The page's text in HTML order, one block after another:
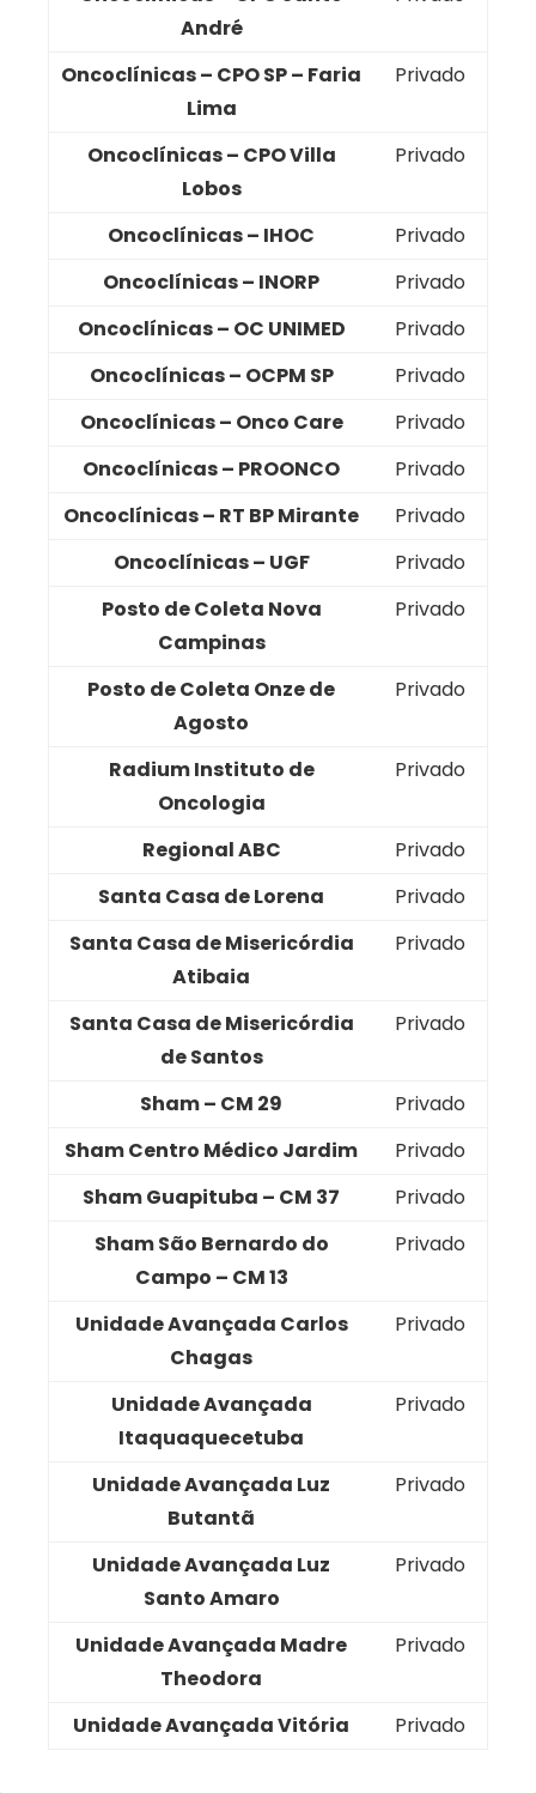
André
Oncoclínicas – CPO SP – Faria
Lima
Privado
Oncoclínicas – CPO Villa
Lobos
Privado
Oncoclínicas – IHOC
Privado
Oncoclínicas – INORP
Privado
Oncoclínicas – OC UNIMED
Privado
Oncoclínicas – OCPM SP
Privado
Oncoclínicas – Onco Care
Privado
Oncoclínicas – PROONCO
Privado
Oncoclínicas – RT BP Mirante
Privado
Oncoclínicas – UGF
Privado
Posto de Coleta Nova
Campinas
Privado
Posto de Coleta Onze de
Agosto
Privado
Radium Instituto de
Oncologia
Privado
Regional ABC
Privado
Santa Casa de Lorena
Privado
Santa Casa de Misericórdia
Atibaia
Privado
Santa Casa de Misericórdia
de Santos
Privado
Sham – CM 29
Privado
Sham Centro Médico Jardim
Privado
Sham Guapituba – CM 37
Privado
Sham São Bernardo do
Campo – CM 13
Privado
Unidade Avançada Carlos
Chagas
Privado
Unidade Avançada
Itaquaquecetuba
Privado
Unidade Avançada Luz
Butantã
Privado
Unidade Avançada Luz
Santo Amaro
Privado
Unidade Avançada Madre
Theodora
Privado
Unidade Avançada Vitória Privado